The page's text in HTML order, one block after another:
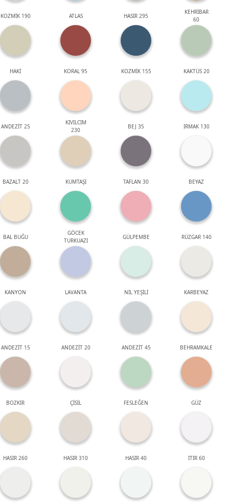
KOZMİK 190 ATLAS HASIR 295
KEHRİBAR
60
HAKİ KORAL 95 KOZMİK 155 KAKTÜS 20
ANDEZİT 25
KIVILCIM
230
BEJ 35 IRMAK 130
BAZALT 20 KUMTAŞI TAFLAN 30 BEYAZ
BAL BUĞU
GÖCEK
TURKUAZI
GÜLPEMBE RÜZGAR 140
KANYON LAVANTA NİL YEŞİLİ KARBEYAZ
ANDEZİT 15 ANDEZİT 20 ANDEZİT 45 BEHRAMKALE
BOZKIR ÇİSİL FESLEĞEN GÜZ
HASIR 260 HASIR 310 HASIR 40 ITIR 60